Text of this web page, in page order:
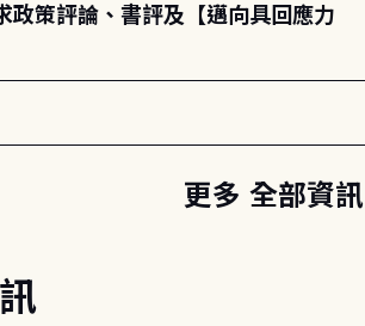
政策評論、書評及【邁向具回應力
更多 全部資訊